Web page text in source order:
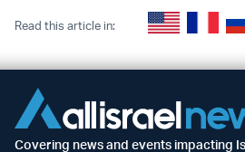
Read this article in:
Covering news and events impacting